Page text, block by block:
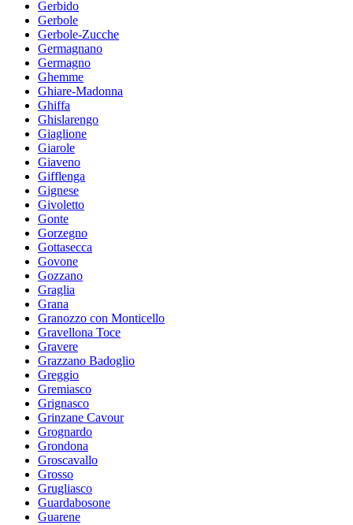
Gerbido
Gerbole
Gerbole-Zucche
Germagnano
Germagno
Ghemme
Ghiare-Madonna
Ghiffa
Ghislarengo
Giaglione
Giarole
Giaveno
Gifflenga
Gignese
Givoletto
Gonte
Gorzegno
Gottasecca
Govone
Gozzano
Graglia
Grana
Granozzo con Monticello
Gravellona Toce
Gravere
Grazzano Badoglio
Greggio
Gremiasco
Grignasco
Grinzane Cavour
Grognardo
Grondona
Groscavallo
Grosso
Grugliasco
Guardabosone
Guarene